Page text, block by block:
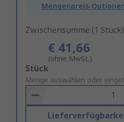
Mengenpreis-
Zwischensumme (1
€ 41,66
(ohne MwSt.)
Add
to
Basket
Stück
Menge auswählen oder